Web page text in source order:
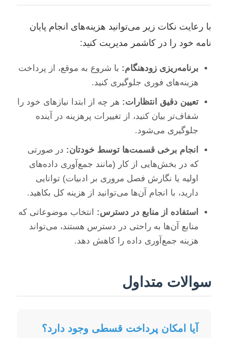
با رعایت نکات زیر می‌توانید هزینه‌های انجام پایان
نامه خود را در کاشمر مدیریت کنید:
برنامه‌ریزی زودهنگام: با شروع به موقع، از پرداخت
هزینه‌های فوری جلوگیری کنید.
تعیین دقیق انتظارات: هر چه از ابتدا نیازهای خود را
شفاف‌تر بیان کنید، از تغییرات پرهزینه در آینده
جلوگیری می‌شود.
انجام برخی قسمت‌ها توسط خودتان: در صورتی
که در بخش‌هایی از کار (مانند جمع‌آوری داده‌های
اولیه یا نگارش فصل مروری بر ادبیات) توانایی
دارید، با انجام آن‌ها می‌توانید از هزینه کل بکاهید.
استفاده از منابع در دسترس: انتخاب موضوعاتی که
منابع آن‌ها به راحتی در دسترس هستند، می‌تواند
هزینه جمع‌آوری داده را کاهش دهد.
سوالات متداول
آیا امکان پرداخت قسطی وجود دارد؟